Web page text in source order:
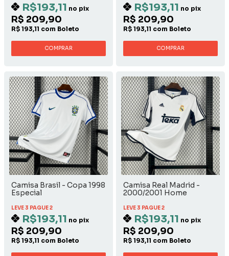
R$193,11 no pix
R$ 209,90
R$ 193,11 com Boleto
COMPRAR
R$193,11 no pix
R$ 209,90
R$ 193,11 com Boleto
COMPRAR
Camisa Brasil - Copa 1998
Especial
LEVE 3 PAGUE 2
R$193,11 no pix
R$ 209,90
R$ 193,11 com Boleto
Camisa Real Madrid -
2000/2001 Home
LEVE 3 PAGUE 2
R$193,11 no pix
R$ 209,90
R$ 193,11 com Boleto